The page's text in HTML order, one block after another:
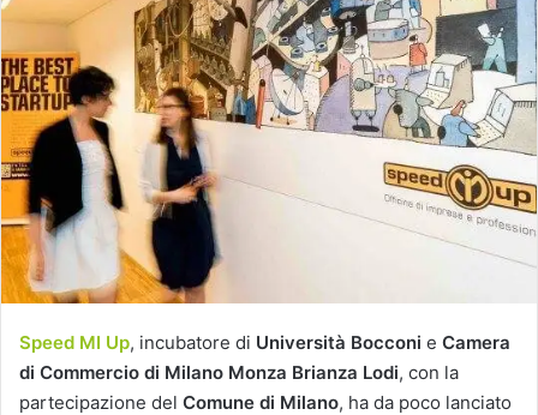
Speed MI Up, incubatore di Università Bocconi e Camera
di Commercio di Milano Monza Brianza Lodi, con la
partecipazione del Comune di Milano, ha da poco lanciato